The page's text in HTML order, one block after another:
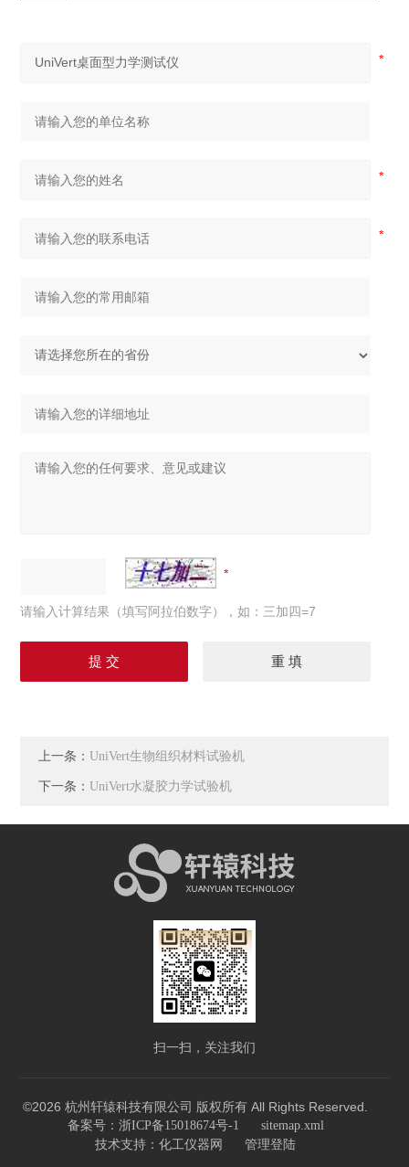
请输入计算结果（填写阿拉伯数字），如：三加四=7
上一条：UniVert生物组织材料试验机
下一条：UniVert水凝胶力学试验机
扫一扫，关注我们
©2026 杭州轩辕科技有限公司 版权所有 All Rights Reserved.
备案号：浙ICP备15018674号-1 sitemap.xml
技术支持： 化工仪器网 管理登陆